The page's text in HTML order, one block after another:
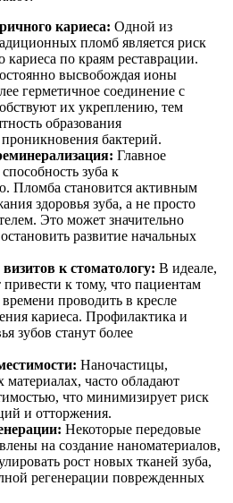
кариеса: Одной из
пломб является риск
кариеса по краям реставрации.
высвобождая ионы
герметичное соединение с
их укреплению, тем
образования
бактерий.
Главное
зуба к
Пломба становится активным
здоровья зуба, а не просто
Это может значительно
развитие начальных
к стоматологу: В идеале,
к тому, что пациентам
проводить в кресле
кариеса. Профилактика и
зубов станут более
Наночастицы,
материалах, часто обладают
что минимизирует риск
и отторжения.
Некоторые передовые
на создание наноматериалов,
рост новых тканей зуба,
регенерации поврежденных